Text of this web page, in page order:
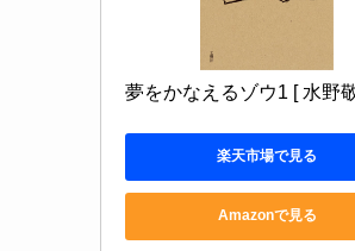
夢をかなえるゾウ1 [ 水野
楽天市場で見る
Amazonで見る